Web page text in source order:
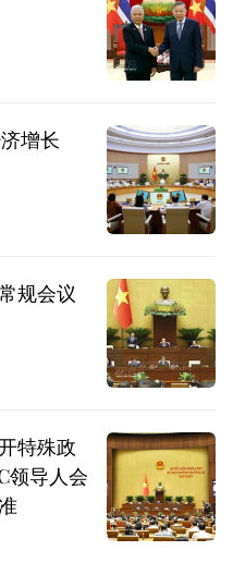
增长
规会议
特殊政
领导人会